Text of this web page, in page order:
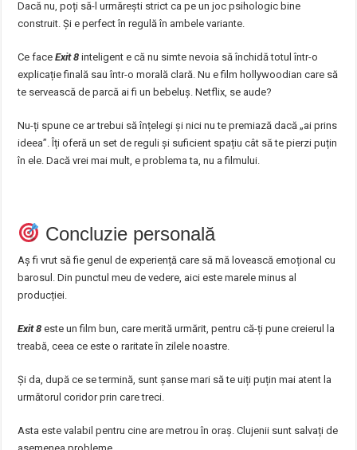
Dacă nu, poți să-l urmărești strict ca pe un joc psihologic bine
construit. Și e perfect în regulă în ambele variante.
Ce faceExit 8 inteligent e că nu simte nevoia să închidă totul într-o
explicație finală sau într-o morală clară. Nu e film hollywoodian care să
te servească de parcă ai fi un bebeluș. Netflix, se aude?
Nu-ți spune ce ar trebui să înțelegi și nici nu te premiază dacă „ai prins
ideea”. Îți oferă un set de reguli și suficient spațiu cât să te pierzi puțin
în ele. Dacă vrei mai mult, e problema ta, nu a filmului.
Concluzie personală
Aș fi vrut să fie genul de experiență care să mă lovească emoțional cu
barosul. Din punctul meu de vedere, aici este marele minus al
producției.
Exit 8 este un film bun, care merită urmărit, pentru că-ți pune creierul la
treabă, ceea ce este o raritate în zilele noastre.
Și da, după ce se termină, sunt șanse mari să te uiți puțin mai atent la
următorul coridor prin care treci.
Asta este valabil pentru cine are metrou în oraș. Clujenii sunt salvați de